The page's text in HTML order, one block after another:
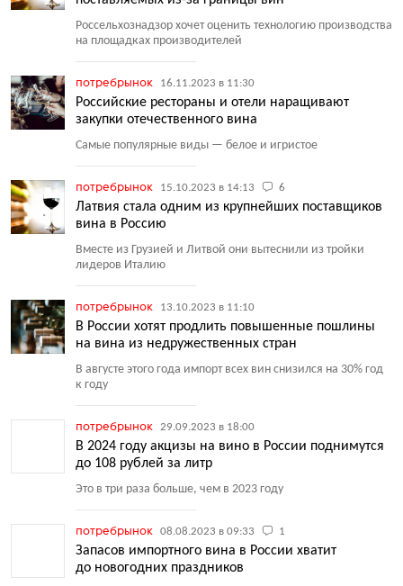
Россельхознадзор хочет оценить технологию производства
на площадках производителей
потребрынок 16.11.2023 в 11:30
Российские рестораны и отели наращивают
закупки отечественного вина
Самые популярные виды — белое и игристое
потребрынок 15.10.2023 в 14:13 6
Латвия стала одним из крупнейших поставщиков
вина в Россию
Вместе из Грузией и Литвой они вытеснили из тройки
лидеров Италию
потребрынок 13.10.2023 в 11:10
В России хотят продлить повышенные пошлины
на вина из недружественных стран
В августе этого года импорт всех вин снизился на 30% год
к году
потребрынок 29.09.2023 в 18:00
В 2024 году акцизы на вино в России поднимутся
до 108 рублей за литр
Это в три раза больше, чем в 2023 году
потребрынок 08.08.2023 в 09:33 1
Запасов импортного вина в России хватит
до новогодних праздников